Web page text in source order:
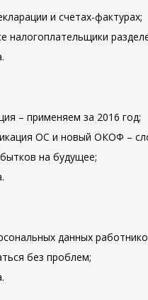
и счетах-фактурах;
– применяем за 2016 год;
ОС и новый ОКОФ –
на будущее;
данных
без проблем;